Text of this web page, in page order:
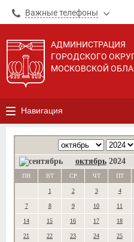
Важные телефоны
АДМИНИСТРАЦИЯ
ГОРОДСКОГО
МОСКОВСКОЙ
Навигация
октябрь 2024
ПН ВТ СР ЧТ ПТ
1 2 3 4
7 8 9 10 11
14 15 16 17 18
21 22 23 24 25